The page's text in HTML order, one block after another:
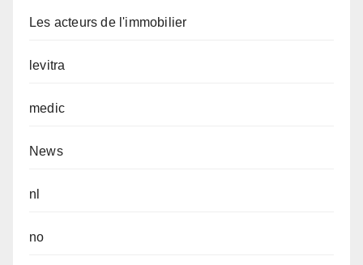
Les acteurs de l'immobilier
levitra
medic
News
nl
no